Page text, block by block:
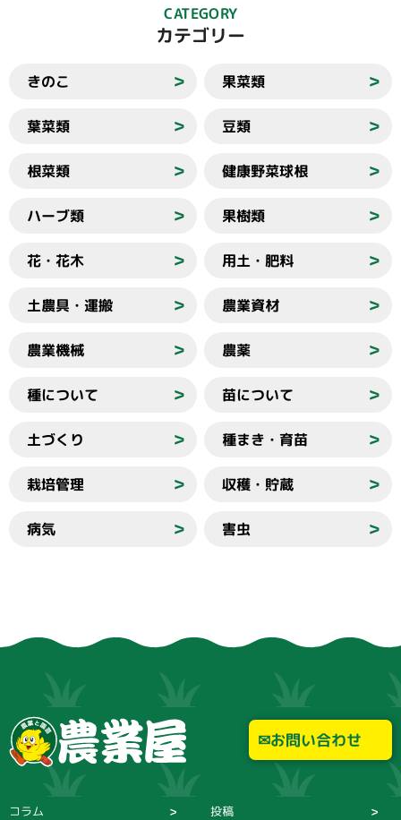
CATEGORY
カテゴリー
きのこ ＞ 果菜類 ＞
葉菜類 ＞ 豆類 ＞
根菜類 ＞ 健康野菜球根 ＞
ハーブ類 ＞ 果樹類 ＞
花・花木 ＞ 用土・肥料 ＞
土農具・運搬 ＞ 農業資材 ＞
農業機械 ＞ 農薬 ＞
種について ＞ 苗について ＞
土づくり ＞ 種まき・育苗 ＞
栽培管理 ＞ 収穫・貯蔵 ＞
病気 ＞ 害虫 ＞
お問い合わせ
コラム 投稿